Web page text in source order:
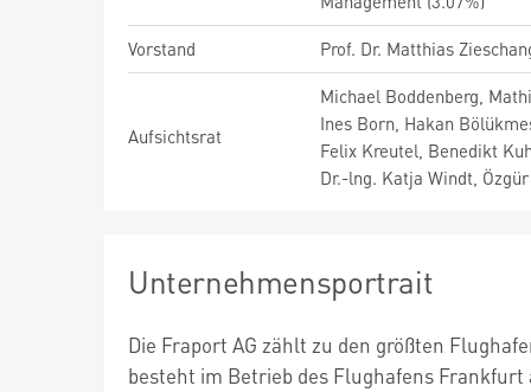
Vorstand
Prof. Dr. Matthias
Aufsichtsrat
Michael Boddenberg,
Ines Born, Hakan
Felix Kreutel, Benedikt
Dr.-lng. Katja Windt,
Unternehmensportrait
Die Fraport AG zählt zu den größten
besteht im Betrieb des Flughafens